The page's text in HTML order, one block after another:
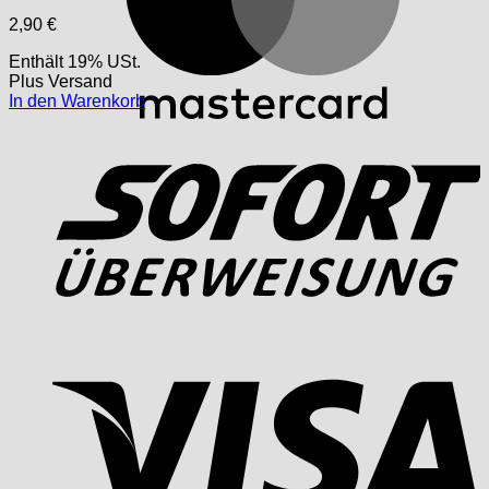
2,90 €
Enthält 19% USt.
Plus Versand
In den Warenkorb